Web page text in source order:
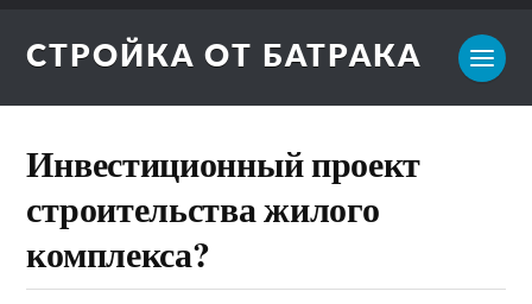
СТРОЙКА ОТ БАТРАКА
Инвестиционный проект
строительства жилого
комплекса?